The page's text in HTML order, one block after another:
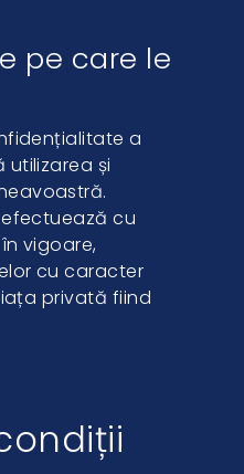
pe care le
a
și
cu
vigoare,
cu caracter
privată fiind